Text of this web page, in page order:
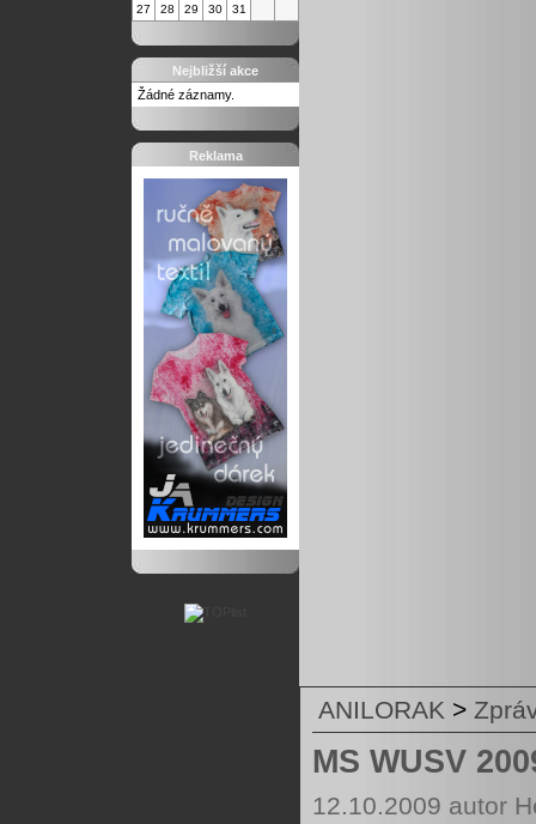
27
28 29 30 31
Nejbližší akce
Žádné záznamy.
Reklama
ANILORAK >
MS WUSV
12.10.2009 autor